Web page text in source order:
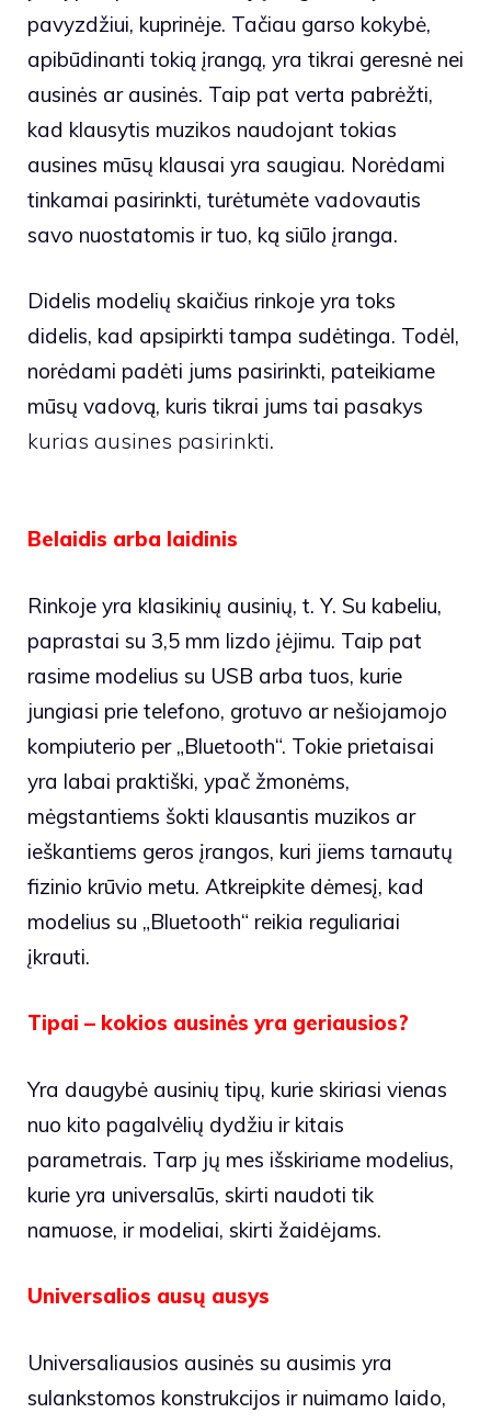
pavyzdžiui, kuprinėje. Tačiau garso kokybė,
apibūdinanti tokią įrangą, yra tikrai geresnė nei
ausinės ar ausinės. Taip pat verta pabrėžti,
kad klausytis muzikos naudojant tokias
ausines mūsų klausai yra saugiau. Norėdami
tinkamai pasirinkti, turėtumėte vadovautis
savo nuostatomis ir tuo, ką siūlo įranga.
Didelis modelių skaičius rinkoje yra toks
didelis, kad apsipirkti tampa sudėtinga. Todėl,
norėdami padėti jums pasirinkti, pateikiame
mūsų vadovą, kuris tikrai jums tai pasakys
kurias ausines pasirinkti.
Belaidis arba laidinis
Rinkoje yra klasikinių ausinių, t. Y. Su kabeliu,
paprastai su 3,5 mm lizdo įėjimu. Taip pat
rasime modelius su USB arba tuos, kurie
jungiasi prie telefono, grotuvo ar nešiojamojo
kompiuterio per „Bluetooth“. Tokie prietaisai
yra labai praktiški, ypač žmonėms,
mėgstantiems šokti klausantis muzikos ar
ieškantiems geros įrangos, kuri jiems tarnautų
fizinio krūvio metu. Atkreipkite dėmesį, kad
modelius su „Bluetooth“ reikia reguliariai
įkrauti.
Tipai – kokios ausinės yra geriausios?
Yra daugybė ausinių tipų, kurie skiriasi vienas
nuo kito pagalvėlių dydžiu ir kitais
parametrais. Tarp jų mes išskiriame modelius,
kurie yra universalūs, skirti naudoti tik
namuose, ir modeliai, skirti žaidėjams.
Universalios ausų ausys
Universaliausios ausinės su ausimis yra
sulankstomos konstrukcijos ir nuimamo laido,